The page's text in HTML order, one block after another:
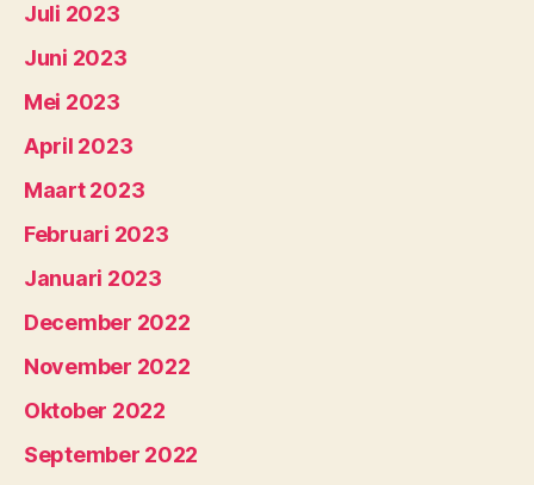
Juli 2023
Juni 2023
Mei 2023
April 2023
Maart 2023
Februari 2023
Januari 2023
December 2022
November 2022
Oktober 2022
September 2022